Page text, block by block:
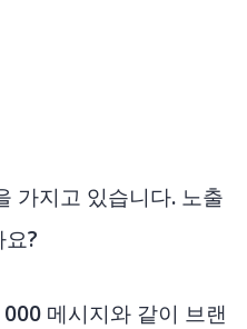
가지고 있습니다. 노출
?
메시지와 같이 브랜